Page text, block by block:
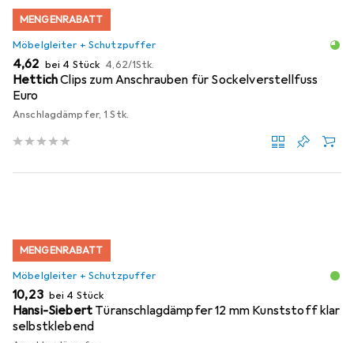
MENGENRABATT
Möbelgleiter + Schutzpuffer
EUR
4,62 bei 4 Stück EUR
4,62/1Stk.
HettichClips zum Anschrauben für Sockelverstellfuss
Euro
Anschlagdämpfer, 1 Stk.
MENGENRABATT
Möbelgleiter + Schutzpuffer
EUR
10,23 bei 4 Stück
Hansi-Siebert Türanschlagdämpfer 12 mm Kunststoff klar
selbstklebend